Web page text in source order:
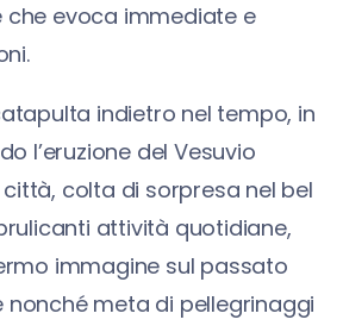
che evoca immediate e
indietro nel tempo, in
l’eruzione del Vesuvio
città, colta di sorpresa nel bel
attività quotidiane,
immagine sul passato
nonché meta di pellegrinaggi